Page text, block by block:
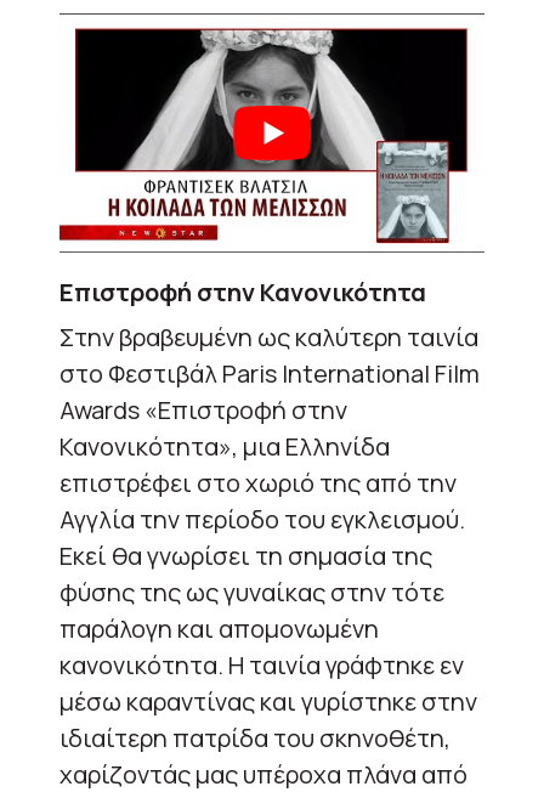
Επιστροφή στην Κανονικότητα
Στην βραβευμένη ως καλύτερη ταινία
στο Φεστιβάλ Paris International Film
Awards «Επιστροφή στην
Κανονικότητα», μια Ελληνίδα
επιστρέφει στο χωριό της από την
Αγγλία την περίοδο του εγκλεισμού.
Εκεί θα γνωρίσει τη σημασία της
φύσης της ως γυναίκας στην τότε
παράλογη και απομονωμένη
κανονικότητα. Η ταινία γράφτηκε εν
μέσω καραντίνας και γυρίστηκε στην
ιδιαίτερη πατρίδα του σκηνοθέτη,
χαρίζοντάς μας υπέροχα πλάνα από